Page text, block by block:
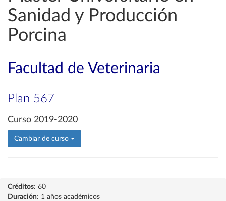
Sanidad y Producción
Porcina
Facultad de Veterinaria
Plan 567
Curso 2019-2020
Cambiar de curso
Créditos: 60
Duración: 1 años académicos